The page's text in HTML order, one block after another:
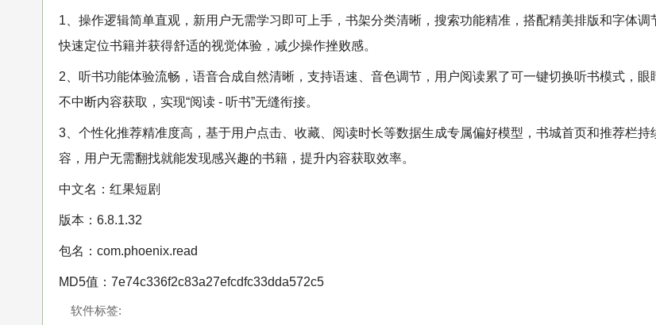
1、操作逻辑简单直观，新用户无需学习即可上手，书架分类清晰，搜索功能精准，搭配精美排版和字体调
快速定位书籍并获得舒适的视觉体验，减少操作挫败感。
2、听书功能体验流畅，语音合成自然清晰，支持语速、音色调节，用户阅读累了可一键切换听书模式，眼
不中断内容获取，实现“阅读 - 听书”无缝衔接。
3、个性化推荐精准度高，基于用户点击、收藏、阅读时长等数据生成专属偏好模型，书城首页和推荐栏持
容，用户无需翻找就能发现感兴趣的书籍，提升内容获取效率。
中文名：红果短剧
版本：6.8.1.32
包名：com.phoenix.read
MD5值：7e74c336f2c83a27efcdfc33dda572c5
软件标签: